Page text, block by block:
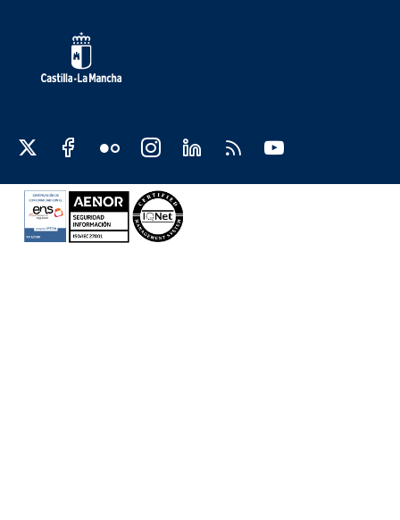
Redes sociales JCCM